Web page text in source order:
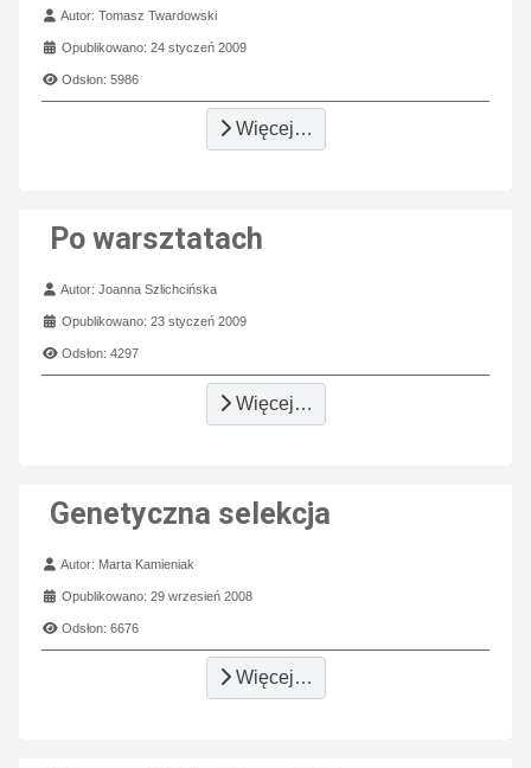
Szczegóły
Autor:Tomasz Twardowski
Opublikowano: 24 styczeń 2009
Odsłon: 5986
Więcej…
Po warsztatach
Szczegóły
Autor:Joanna Szlichcińska
Opublikowano: 23 styczeń 2009
Odsłon: 4297
Więcej…
Genetyczna selekcja
Szczegóły
Autor: Marta Kamieniak
Opublikowano: 29 wrzesień 2008
Odsłon: 6676
Więcej…